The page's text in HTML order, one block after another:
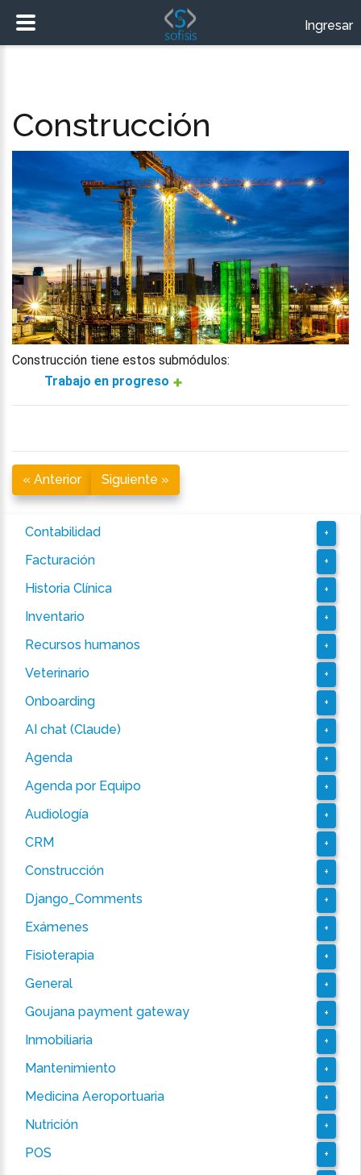
Construcción
Construcción tiene estos submódulos:
Trabajo en progreso
« Anterior Siguiente »
Contabilidad +
Facturación +
Historia Clínica +
Inventario +
Recursos humanos +
Veterinario +
Onboarding +
AI chat (Claude) +
Agenda +
Agenda por Equipo +
Audiología +
CRM +
Construcción +
Django_Comments +
Exámenes +
Fisioterapia +
General +
Goujana payment gateway +
Inmobiliaria +
Mantenimiento +
Medicina Aeroportuaria +
Nutrición +
POS +
Ingresar